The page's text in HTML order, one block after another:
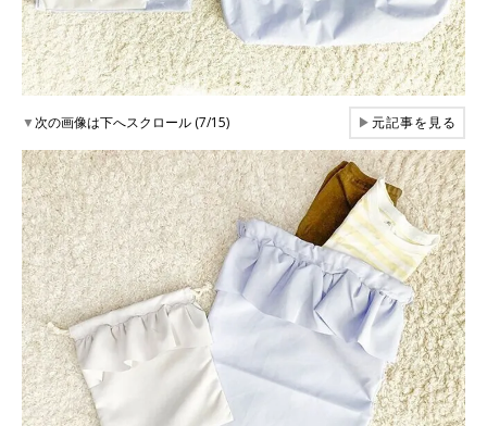
▼次の画像は下へスクロール (7/15) ▶元記事を見る